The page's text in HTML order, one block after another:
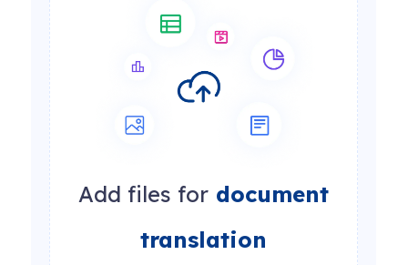
Add files for document
translation